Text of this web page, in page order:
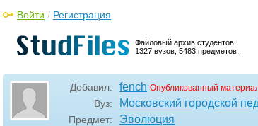
Файловый архив студентов.
1327 вузов, 5483 предметов.
Войти / Регистрация
Добавил: fench Опубликованный
Вуз: Московский городской
Предмет: Эволюция